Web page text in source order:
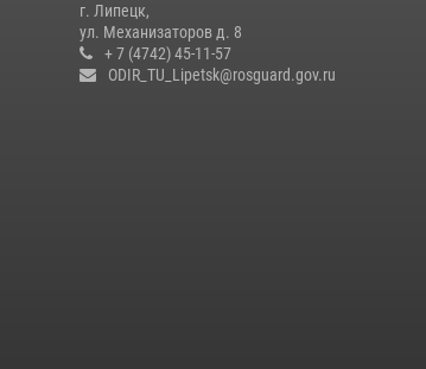
г. Липецк,
ул. Механизаторов д. 8
+ 7 (4742) 45-11-57
ODIR_TU_Lipetsk@rosguard.gov.ru